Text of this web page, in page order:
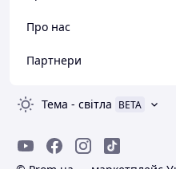
Про нас
Партнери
Тема - світла BETA